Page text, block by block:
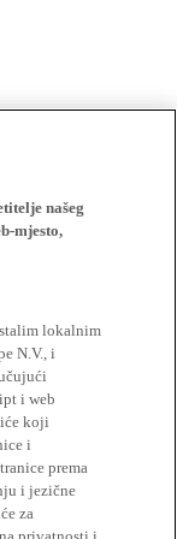
našeg
mjesto,
lokalnim
N.V., i
i web
koji
i
prema
i jezične
za